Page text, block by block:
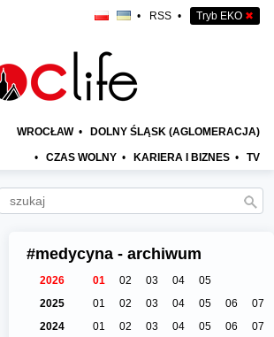
• RSS • Tryb EKO ✖
WROCŁAW • DOLNY ŚLĄSK (AGLOMERACJA)
• CZAS WOLNY • KARIERA I BIZNES • TV
#medycyna - archiwum
2026 01 02 03 04
05
2025
01 02 03 04 05 06
07
2024
01 02 03 04 05 06
07